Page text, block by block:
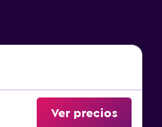
Ver precios